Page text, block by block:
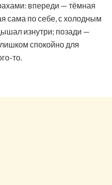
впереди — тёмная
сама по себе, с холодным
изнутри; позади —
спокойно для
то.